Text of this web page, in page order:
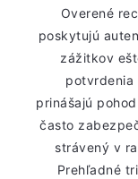
Overené
poskytujú
zážitkov
potvrdenia
prinášajú
často
strávený v
Prehľadné